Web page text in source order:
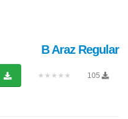
B Araz Regular
105
★★★★★